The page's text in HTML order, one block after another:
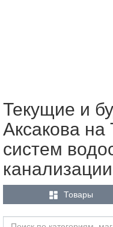
Текущие и
Аксакова
систем
канализации
 Товары